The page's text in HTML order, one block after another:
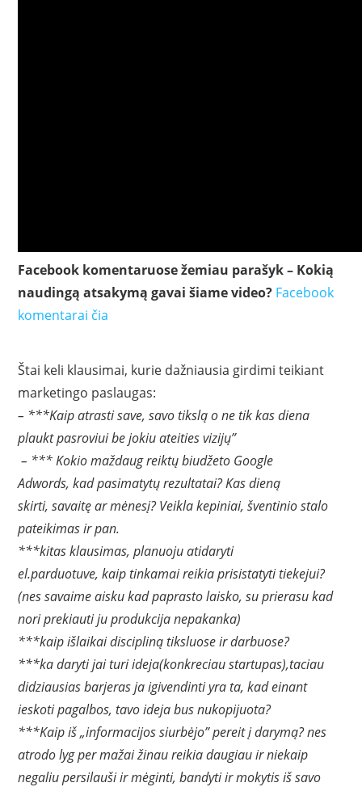
Facebook komentaruose žemiau parašyk – Kokią
naudingą atsakymą gavai šiame video? Facebook
komentarai čia
Štai keli klausimai, kurie dažniausia girdimi teikiant
marketingo paslaugas:
– ***Kaip atrasti save, savo tikslą o ne tik kas diena
plaukt pasroviui be jokiu ateities vizijų”
– *** Kokio maždaug reiktų biudžeto Google
Adwords, kad pasimatytų rezultatai? Kas dieną
skirti, savaitę ar mėnesį? Veikla kepiniai, šventinio stalo
pateikimas ir pan.
***kitas klausimas, planuoju atidaryti
el.parduotuve, kaip tinkamai reikia prisistatyti tiekejui?
(nes savaime aisku kad paprasto laisko, su prierasu kad
nori prekiauti ju produkcija nepakanka)
***kaip išlaikai discipliną tiksluose ir darbuose?
***ka daryti jai turi ideja(konkreciau startupas),taciau
didziausias barjeras ja igivendinti yra ta, kad einant
ieskoti pagalbos, tavo ideja bus nukopijuota?
***Kaip iš „informacijos siurbėjo” pereit į darymą? nes
atrodo lyg per mažai žinau reikia daugiau ir niekaip
negaliu persilauši ir mėginti, bandyti ir mokytis iš savo